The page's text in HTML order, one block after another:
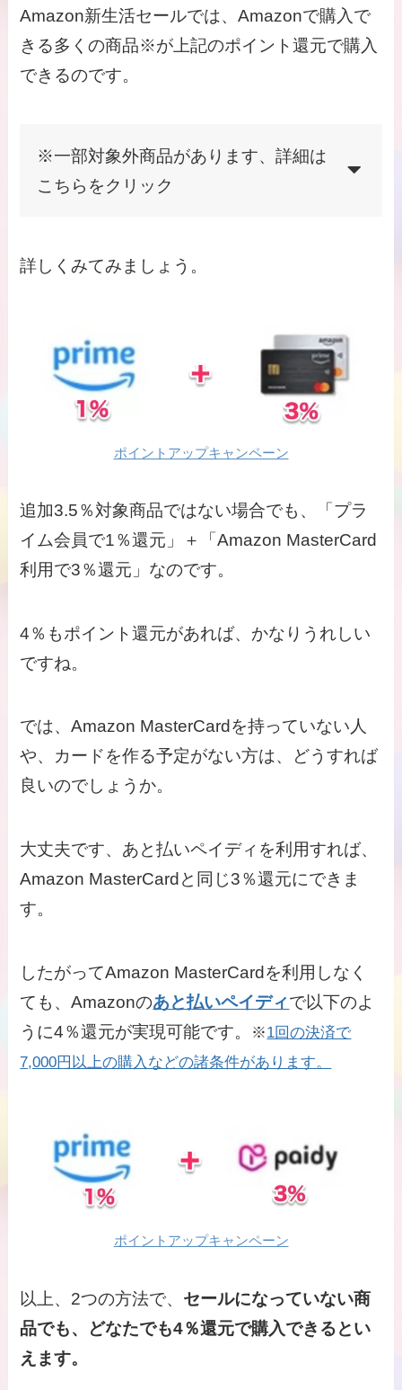
Amazon新生活セールでは、Amazonで購入で
きる多くの商品※が上記のポイント還元で購入
できるのです。
※一部対象外商品があります、詳細は
こちらをクリック
詳しくみてみましょう。
ポイントアップキャンペーン
追加3.5％対象商品ではない場合でも、「プラ
イム会員で1％還元」＋「Amazon MasterCard
利用で3％還元」なのです。
4％もポイント還元があれば、かなりうれしい
ですね。
では、Amazon MasterCardを持っていない人
や、カードを作る予定がない方は、どうすれば
良いのでしょうか。
大丈夫です、あと払いペイディを利用すれば、
Amazon MasterCardと同じ3％還元にできま
す。
したがってAmazon MasterCardを利用しなく
ても、Amazonのあと払いペイディで以下のよ
うに4％還元が実現可能です。
※1回の決済で
7,000円以上の購入などの諸条件があります。
ポイントアップキャンペーン
以上、2つの方法で、 セールになっていない商
品でも、どなたでも4％還元で購入できるとい
えます。